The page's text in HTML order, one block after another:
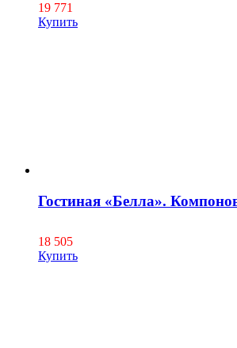
19 771
Купить
Гостиная «Белла».
18 505
Купить